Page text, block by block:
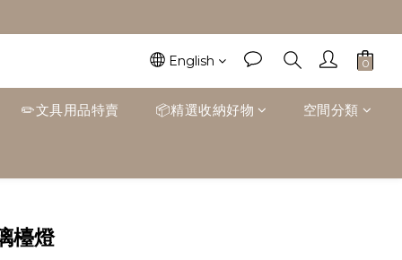
English
✏️文具用品特賣 📦精選收納好物 空間分類
檯燈